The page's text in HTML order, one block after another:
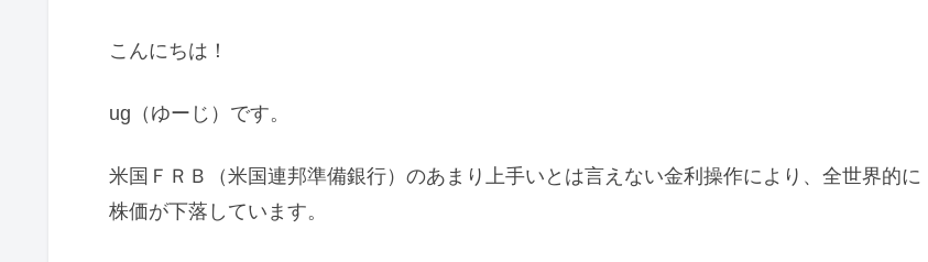
こんにちは！
ug（ゆーじ）です。
米国ＦＲＢ（米国連邦準備銀行）のあまり上手いとは言えない金利操作により、 全世界的に
株価が下落しています。